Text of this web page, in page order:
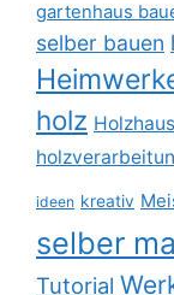
gartenhaus
selber bauen
holz Holzhaus
ideen kreativ
selber
Tutorial